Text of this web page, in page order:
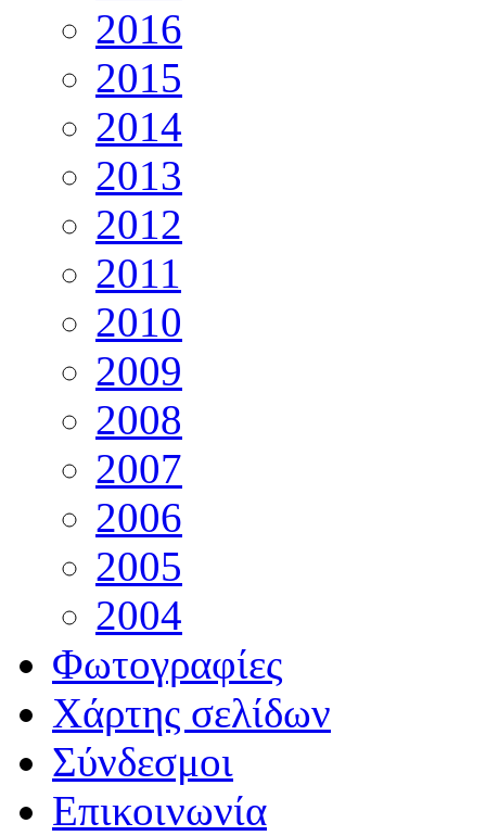
2016
2015
2014
2013
2012
2011
2010
2009
2008
2007
2006
2005
2004
Φωτογραφίες
Χάρτης σελίδων
Σύνδεσμοι
Επικοινωνία